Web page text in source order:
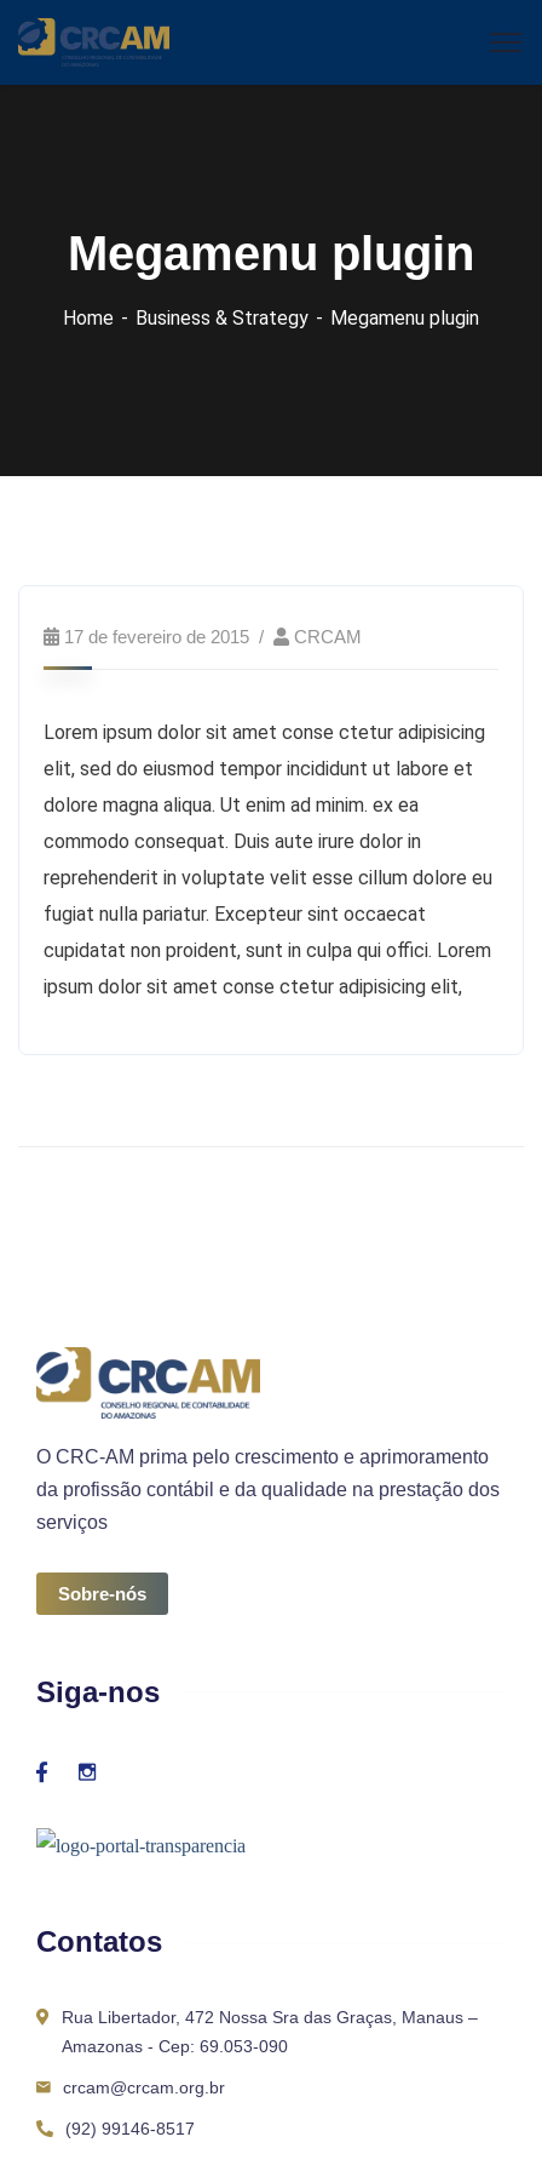
Megamenu plugin
Home Business & Strategy Megamenu plugin
17 de fevereiro de 2015 CRCAM
Lorem ipsum dolor sit amet conse ctetur adipisicing
elit, sed do eiusmod tempor incididunt ut labore et
dolore magna aliqua. Ut enim ad minim. ex ea
commodo consequat. Duis aute irure dolor in
reprehenderit in voluptate velit esse cillum dolore eu
fugiat nulla pariatur. Excepteur sint occaecat
cupidatat non proident, sunt in culpa qui offici. Lorem
ipsum dolor sit amet conse ctetur adipisicing elit,
O CRC-AM prima pelo crescimento e aprimoramento
da profissão contábil e da qualidade na prestação dos
serviços
Sobre-nós
Siga-nos
Contatos
Rua Libertador, 472 Nossa Sra das Graças, Manaus –
Amazonas - Cep: 69.053-090
crcam@crcam.org.br
(92) 99146-8517